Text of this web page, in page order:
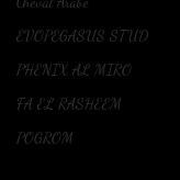
EVOPEGASUS STUD
PHENIX AL MIRO
FA EL RASHEEM
POGROM